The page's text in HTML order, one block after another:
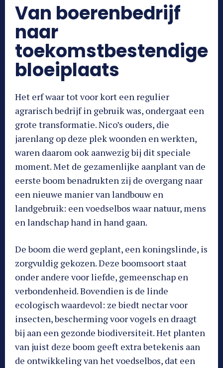
Van boerenbedrijf
naar
toekomstbestendige
bloeiplaats
Het erf waar tot voor kort een regulier
agrarisch bedrijf in gebruik was, ondergaat een
grote transformatie. Nico’s ouders, die
jarenlang op deze plek woonden en werkten,
waren daarom ook aanwezig bij dit speciale
moment. Met de gezamenlijke aanplant van de
eerste boom benadrukten zij de overgang naar
een nieuwe manier van landbouw en
landgebruik: een voedselbos waar natuur, mens
en landschap hand in hand gaan.
De boom die werd geplant, een koningslinde, is
zorgvuldig gekozen. Deze boomsoort staat
onder andere voor liefde, gemeenschap en
verbondenheid. Bovendien is de linde
ecologisch waardevol: ze biedt nectar voor
insecten, bescherming voor vogels en draagt
bij aan een gezonde biodiversiteit. Het planten
van juist deze boom geeft extra betekenis aan
de ontwikkeling van het voedselbos, dat een